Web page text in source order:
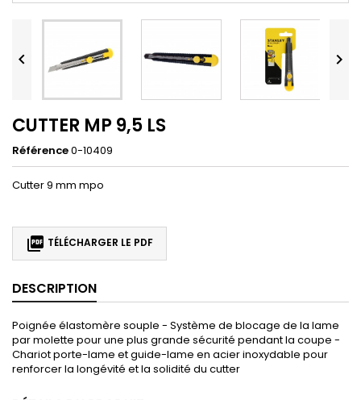
 
CUTTER MP 9,5 LS
Référence0-10409
Cutter 9 mm mpo
 TÉLÉCHARGER LE PDF
DESCRIPTION
Poignée élastomère souple - Système de blocage de la lame
par molette pour une plus grande sécurité pendant la coupe -
Chariot porte-lame et guide-lame en acier inoxydable pour
renforcer la longévité et la solidité du cutter